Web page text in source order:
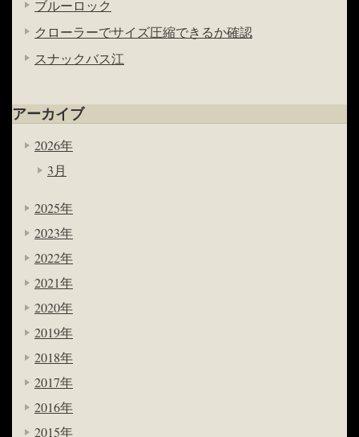
ブルーロック
クローラーでサイズ圧縮できるか確認
スナックバス江
アーカイブ
2026年
3月
2025年
2023年
2022年
2021年
2020年
2019年
2018年
2017年
2016年
2015年